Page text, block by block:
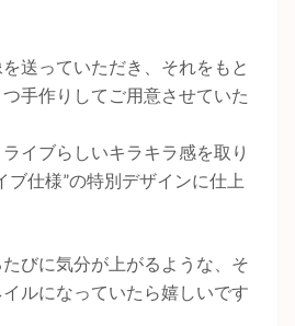
送っていただき、それをもと
手作りしてご用意させていた
イブらしいキラキラ感を取り
ブ仕様”の特別デザインに仕上
びに気分が上がるような、そ
ルになっていたら嬉しいです